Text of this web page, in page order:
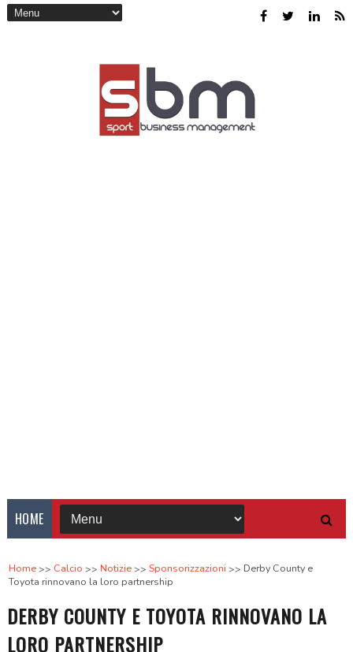
HOME
Home Calcio Notizie Sponsorizzazioni
Derby County e
Toyota rinnovano la loro partnership
DERBY COUNTY E TOYOTA RINNOVANO LA
LORO PARTNERSHIP